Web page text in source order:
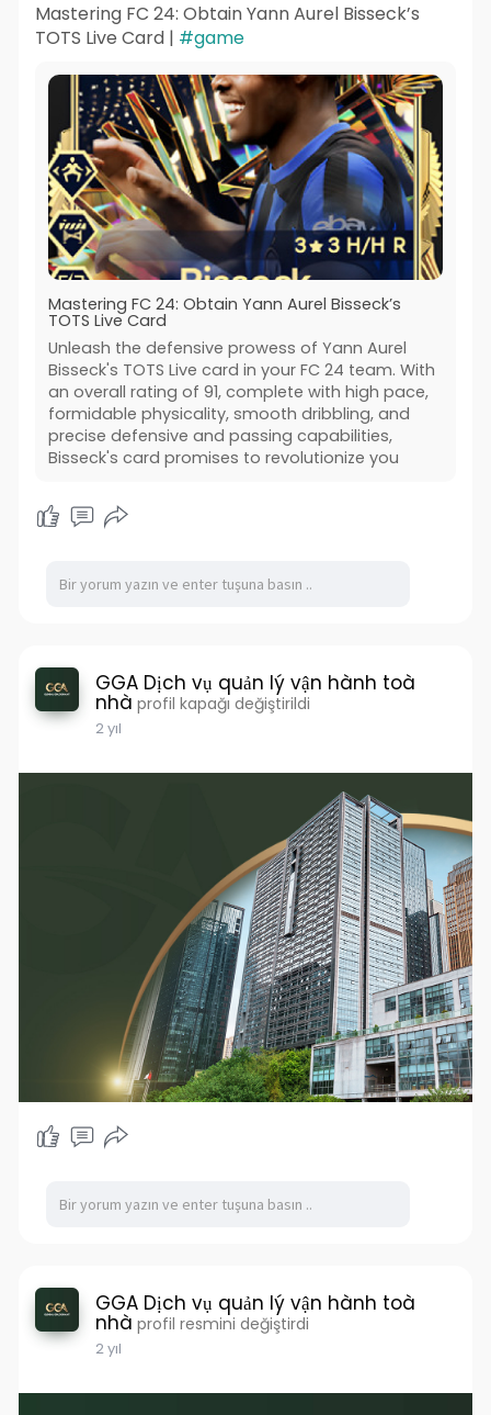
Mastering FC 24: Obtain Yann Aurel Bisseck’s
TOTS Live Card | #game
Mastering FC 24: Obtain Yann Aurel Bisseck’s
TOTS Live Card
Unleash the defensive prowess of Yann Aurel
Bisseck's TOTS Live card in your FC 24 team. With
an overall rating of 91, complete with high pace,
formidable physicality, smooth dribbling, and
precise defensive and passing capabilities,
Bisseck's card promises to revolutionize you
GGA Dịch vụ quản lý vận hành toà
nhà profil kapağı değiştirildi
2 yıl
GGA Dịch vụ quản lý vận hành toà
nhà profil resmini değiştirdi
2 yıl